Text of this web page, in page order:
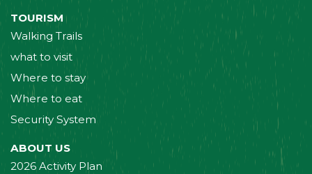
TOURISM
Walking Trails
what to visit
Where to stay
Where to eat
Security System
ABOUT US
2026 Activity Plan